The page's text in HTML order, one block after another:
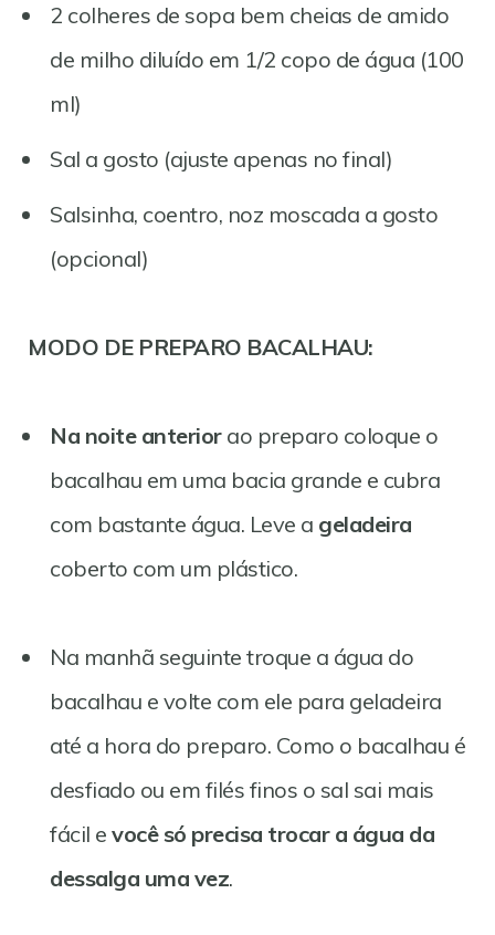
2 colheres de sopa bem cheias de amido
de milho diluído em 1/2 copo de água (100
ml)
Sal a gosto (ajuste apenas no final)
Salsinha, coentro, noz moscada a gosto
(opcional)
MODO DE PREPARO BACALHAU:
Na noite anteriorao preparo coloque o
bacalhau em uma bacia grande e cubra
com bastante água. Leve a geladeira
coberto com um plástico.
Na manhã seguinte troque a água do
bacalhau e volte com ele para geladeira
até a hora do preparo. Como o bacalhau é
desfiado ou em filés finos o sal sai mais
fácil e você só precisa trocar a água da
dessalga uma vez.